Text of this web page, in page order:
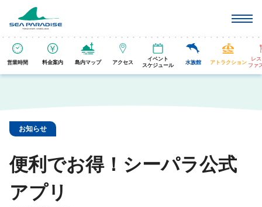
営業時間 料金案内 島内マップ アクセス
イベント
スケジュール
水族館 アトラクション
レ
ファ
お知らせ
便利でお得！シーパラ公式
アプリ